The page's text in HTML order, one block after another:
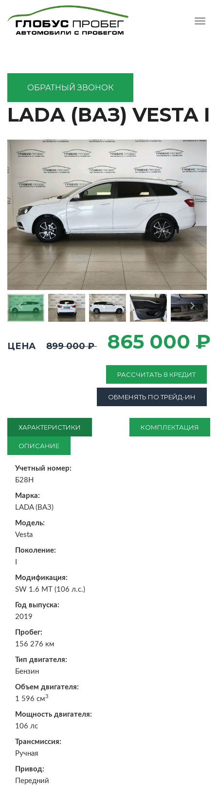
ОБРАТНЫЙ ЗВОНОК
LADA (ВАЗ) VESTA I
ХАРАКТЕРИСТИКИ КОМПЛЕКТАЦИЯ
ОПИСАНИЕ
Учетный номер:
Б28Н
Марка:
LADA (ВАЗ)
Модель:
Vesta
Поколение:
Модификация:
SW 1.6 MT (106 л.с.)
Год выпуска:
2019
Пробег:
156 276 км
Тип двигателя:
Бензин
Объем двигателя:
1 596 см3
Мощность двигателя:
106 лс
Трансмиссия:
Ручная
Привод:
Передний
ЦЕНА 899 000 ₽ 865 000 ₽
РАССЧИТАТЬ В КРЕДИТ
ОБМЕНЯТЬ ПО ТРЕЙД-ИН